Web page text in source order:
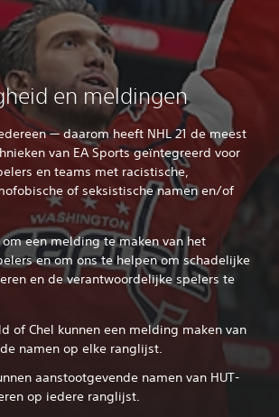
en meldingen
— daarom heeft NHL 21 de meest
van EA Sports geïntegreerd voor
en teams met racistische,
of seksistische namen en/of
een melding te maken van het
en om ons te helpen om schadelijke
en de verantwoordelijke spelers te
of Chel kunnen een melding maken van
namen op elke ranglijst.
aanstootgevende namen van HUT-
op iedere ranglijst.